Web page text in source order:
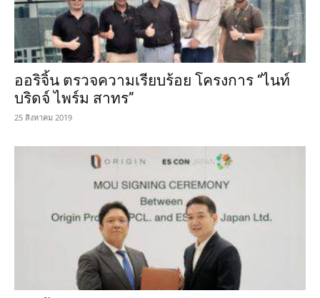
ออริจิ้น ตรวจความเรียบร้อย โครงการ “ไนท์
บริดจ์ ไพร์ม สาทร”
25 สิงหาคม 2019